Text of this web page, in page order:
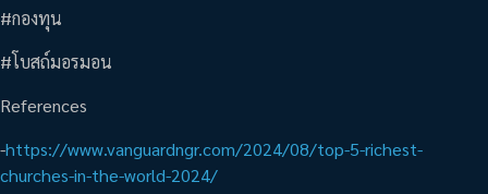
#กองทุน
#โบสถ์มอรมอน
References
-https://www.vanguardngr.com/2024/08/top-5-richest-
churches-in-the-world-2024/